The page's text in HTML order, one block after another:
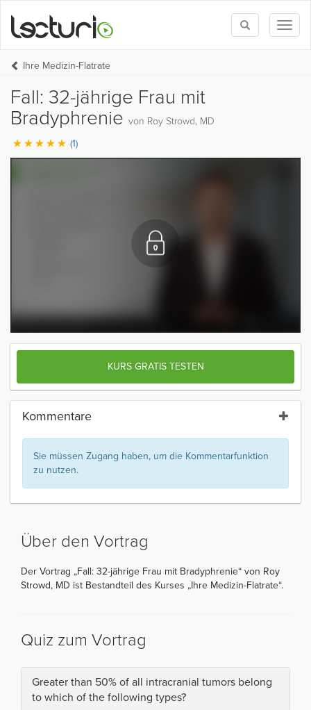
Toggle
search
Ihre Medizin-Flatrate
Fall: 32-jährige Frau mit
Bradyphrenie von Roy Strowd, MD
(1)
KURS GRATIS TESTEN
Kommentare
Sie müssen Zugang haben, um die Kommentarfunktion
zu nutzen.
Über den Vortrag
Der Vortrag „Fall: 32-jährige Frau mit Bradyphrenie“ von Roy
Strowd, MD ist Bestandteil des Kurses „Ihre Medizin-Flatrate“.
Quiz zum Vortrag
Greater than 50% of all intracranial tumors belong
to which of the following types?